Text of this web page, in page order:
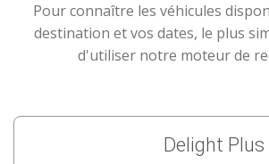
Pour connaître les véhicules
destination et vos dates, le plus
d'utiliser notre moteur de
Delight Plus